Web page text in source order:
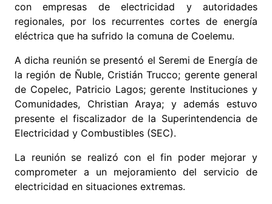
con empresas de electricidad y autoridades
regionales, por los recurrentes cortes de energía
eléctrica que ha sufrido la comuna de Coelemu.
A dicha reunión se presentó el Seremi de Energía de
la región de Ñuble, Cristián Trucco; gerente general
de Copelec, Patricio Lagos; gerente Instituciones y
Comunidades, Christian Araya; y además estuvo
presente el fiscalizador de la Superintendencia de
Electricidad y Combustibles (SEC).
La reunión se realizó con el fin poder mejorar y
comprometer a un mejoramiento del servicio de
electricidad en situaciones extremas.